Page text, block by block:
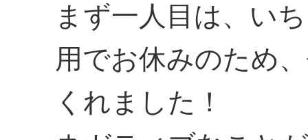
まず一人目は、い
用でお休みのため
くれました！